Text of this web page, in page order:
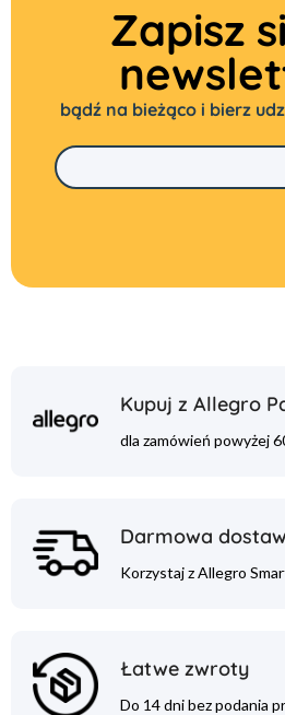
Zapisz
bądź na bieżąco i bierz
Kupuj z Allegro
dla zamówień powyżej
Darmowa
Korzystaj z Allegro
Łatwe zwroty
Do 14 dni bez podania